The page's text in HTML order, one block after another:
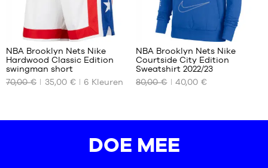
ONZE
BESCHIKBARE
MATEN
80
NBA Brooklyn Nets Nike
Hardwood Classic Edition
swingman short
70,00 €
35,00 € 6 Kleuren
ONZE
MATEN
NBA Brooklyn Nets Nike
Courtside City Edition
Sweatshirt 2022/23
80,00 €
40,00 €
DOE MEE